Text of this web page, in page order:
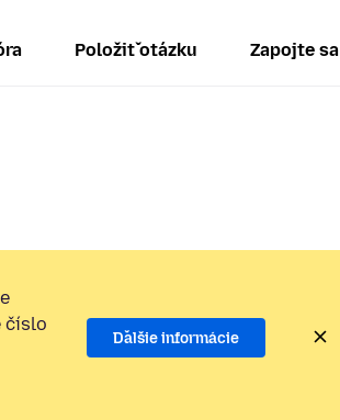
Položiť otázku Zapojte sa
číslo
Ďalšie informácie